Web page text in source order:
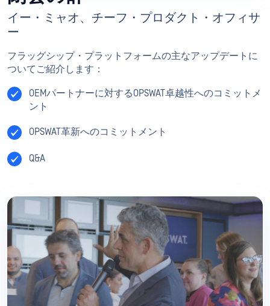
イー・ミャオ、チーフ・プロダクト・オフィサ
ー
フラッグシップ・プラットフォームの主なアップデートに
ついてご紹介します：
OEMパートナーに対するOPSWAT卓越性へのコミットメ
ント
OPSWAT革新へのコミットメント
Q&A